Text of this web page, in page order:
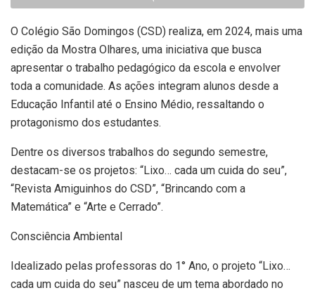
O Colégio São Domingos (CSD) realiza, em 2024, mais uma
edição da Mostra Olhares, uma iniciativa que busca
apresentar o trabalho pedagógico da escola e envolver
toda a comunidade. As ações integram alunos desde a
Educação Infantil até o Ensino Médio, ressaltando o
protagonismo dos estudantes.
Dentre os diversos trabalhos do segundo semestre,
destacam-se os projetos: “Lixo… cada um cuida do seu”,
“Revista Amiguinhos do CSD”, “Brincando com a
Matemática” e “Arte e Cerrado”.
Consciência Ambiental
Idealizado pelas professoras do 1° Ano, o projeto “Lixo…
cada um cuida do seu” nasceu de um tema abordado no